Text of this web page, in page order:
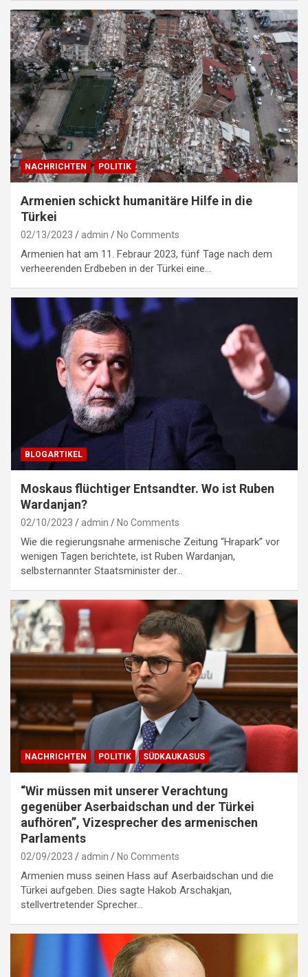
NACHRICHTEN POLITIK
Armenien schickt humanitäre Hilfe in die
Türkei
02/13/2023 admin No Comments
Armenien hat am 11. Febraur 2023, fünf Tage nach dem
verheerenden Erdbeben in der Türkei eine…
BLOGARTIKEL
Moskaus flüchtiger Entsandter. Wo ist Ruben
Wardanjan?
02/10/2023 admin No Comments
Wie die regierungsnahe armenische Zeitung “Hrapark” vor
wenigen Tagen berichtete, ist Ruben Wardanjan,
selbsternannter Staatsminister der…
NACHRICHTEN POLITIK SÜDKAUKASUS
“Wir müssen mit unserer Verachtung
gegenüber Aserbaidschan und der Türkei
aufhören”, Vizesprecher des armenischen
Parlaments
02/09/2023 admin No Comments
Armenien muss seinen Hass auf Aserbaidschan und die
Türkei aufgeben. Dies sagte Hakob Arschakjan,
stellvertretender Sprecher…